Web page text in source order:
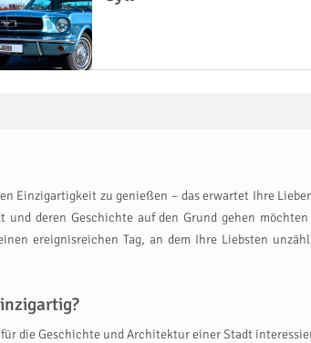
Einzigartigkeit zu genießen – das erwartet Ihre
deren Geschichte auf den Grund gehen
ereignisreichen Tag, an dem Ihre Liebsten
die Geschichte und Architektur einer Stadt